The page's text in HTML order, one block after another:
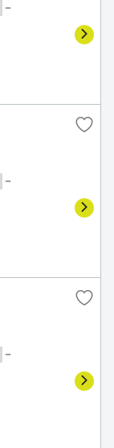
－
－
－